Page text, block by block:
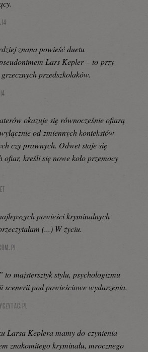
znana powieść duetu
Lars Kepler – to przy
przedszkolaków.
okazuje się równocześnie ofiarą
od zmiennych kontekstów
czy prawnych. Odwet staje się
kreśli się nowe koło przemocy
powieści kryminalnych
(...) W życiu.
majstersztyk stylu, psychologizmu
scenerii pod powieściowe wydarzenia.
Larsa Keplera mamy do czynienia
znakomitego kryminału, mrocznego